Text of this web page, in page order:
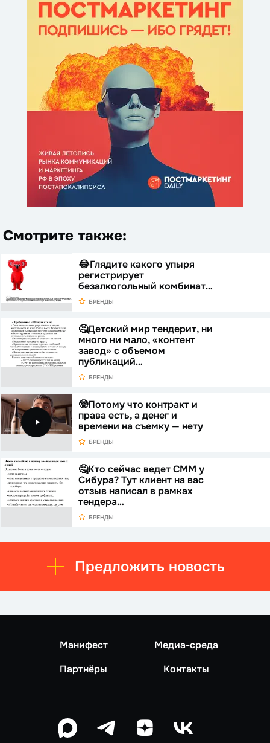
Смотрите также:
😂Глядите какого упыря
регистрирует
безалкогольный комбинат…
БРЕНДЫ
🤔Детский мир тендерит, ни
много ни мало, «контент
завод» с объемом
публикаций…
БРЕНДЫ
🤓Потому что контракт и
права есть, а денег и
времени на съемку — нету
БРЕНДЫ
🤔Кто сейчас ведет СММ у
Сибура? Тут клиент на вас
отзыв написал в рамках
тендера…
БРЕНДЫ
Предложить новость
Манифест
Медиа-среда
Партнёры
Контакты